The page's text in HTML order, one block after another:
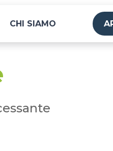
CHI SIAMO